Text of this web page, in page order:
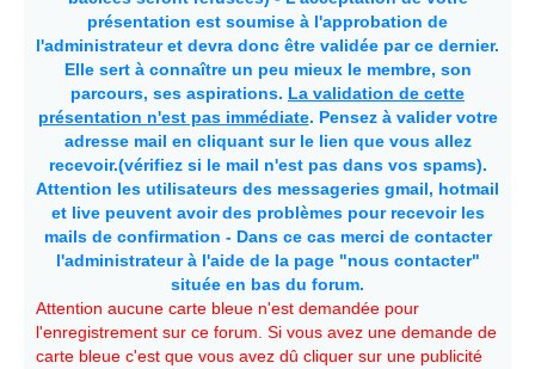
présentation est soumise à l'approbation de
l'administrateur et devra donc être validée par ce dernier.
Elle sert à connaître un peu mieux le membre, son
parcours, ses aspirations. La validation de cette
présentation n'est pas immédiate. Pensez à valider votre
adresse mail en cliquant sur le lien que vous allez
recevoir.(vérifiez si le mail n'est pas dans vos spams).
Attention les utilisateurs des messageries gmail, hotmail
et live peuvent avoir des problèmes pour recevoir les
mails de confirmation - Dans ce cas merci de contacter
l'administrateur à l'aide de la page "nous contacter"
située en bas du forum.
Attention aucune carte bleue n'est demandée pour
l'enregistrement sur ce forum. Si vous avez une demande de
carte bleue c'est que vous avez dû cliquer sur une publicité